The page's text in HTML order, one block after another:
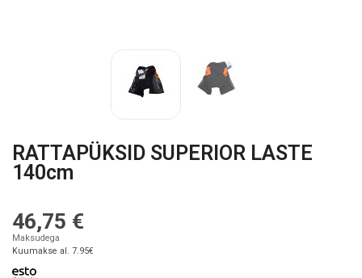
RATTAPÜKSID SUPERIOR LASTE
140cm
46,75 €
Maksudega
Kuumakse al. 7.95€